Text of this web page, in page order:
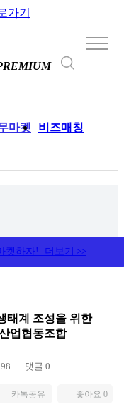
가기
마켓 비즈매칭
켓하자! 더보기 >>
태계 조성을 위한
업협동조합
댓글 0
좋아요 0
카톡공유